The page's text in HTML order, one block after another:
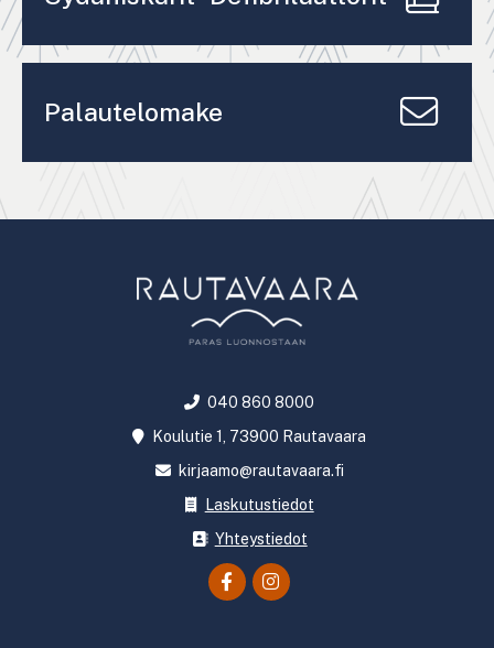
Palautelomake
040 860 8000
Koulutie 1, 73900 Rautavaara
kirjaamo@rautavaara.fi
Laskutustiedot
Yhteystiedot